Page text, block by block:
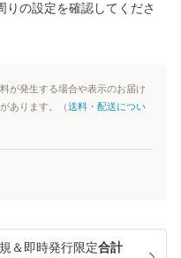
りの設定を確認してくださ
が発生する場合や表示のお届け
あります。（送料・配送につい
＆即時発行限定合計